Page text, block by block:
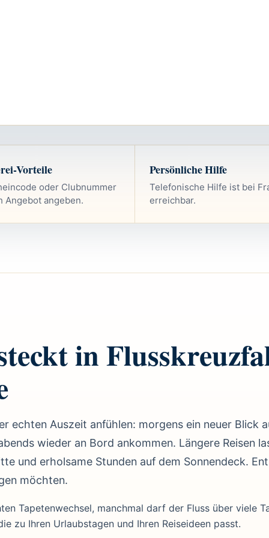
Vorteile
oder Clubnummer
Angebot angeben.
Persönliche Hilfe
Telefonische Hilfe ist bei
erreichbar.
in
echten Auszeit anfühlen: morgens ein neuer Blick
wieder an Bord ankommen. Längere Reisen
und erholsame Stunden auf dem Sonnendeck.
möchten.
Tapetenwechsel, manchmal darf der Fluss über viele
zu Ihren Urlaubstagen und Ihren Reiseideen passt.